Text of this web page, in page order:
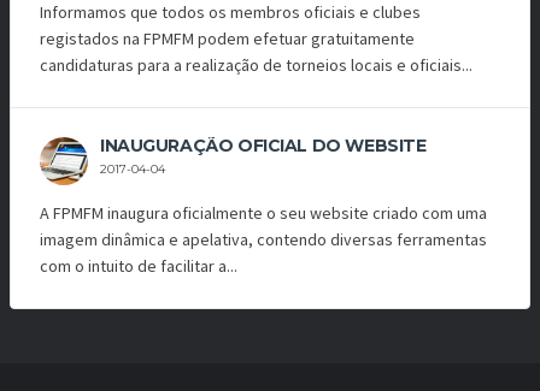
Informamos que todos os membros oficiais e clubes
registados na FPMFM podem efetuar gratuitamente
candidaturas para a realização de torneios locais e oficiais...
INAUGURAÇÃO OFICIAL DO WEBSITE
2017-04-04
A FPMFM inaugura oficialmente o seu website criado com uma
imagem dinâmica e apelativa, contendo diversas ferramentas
com o intuito de facilitar a...